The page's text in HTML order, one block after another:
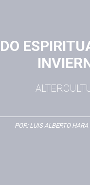
POR: LUIS ALBERTO HARA